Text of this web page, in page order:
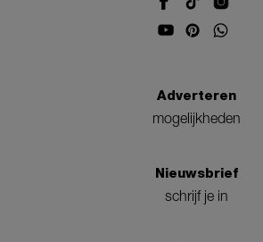
Adverteren
mogelijkheden
Nieuwsbrief
schrijf je in